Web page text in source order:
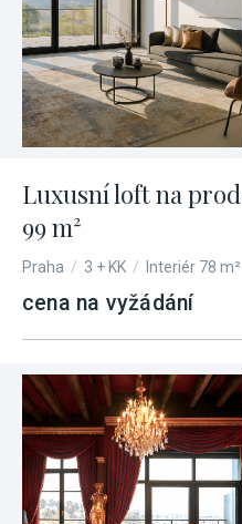
Luxusní loft na
99 m²
Praha / 3 + KK / Interiér 78 m²
cena na vyžádání